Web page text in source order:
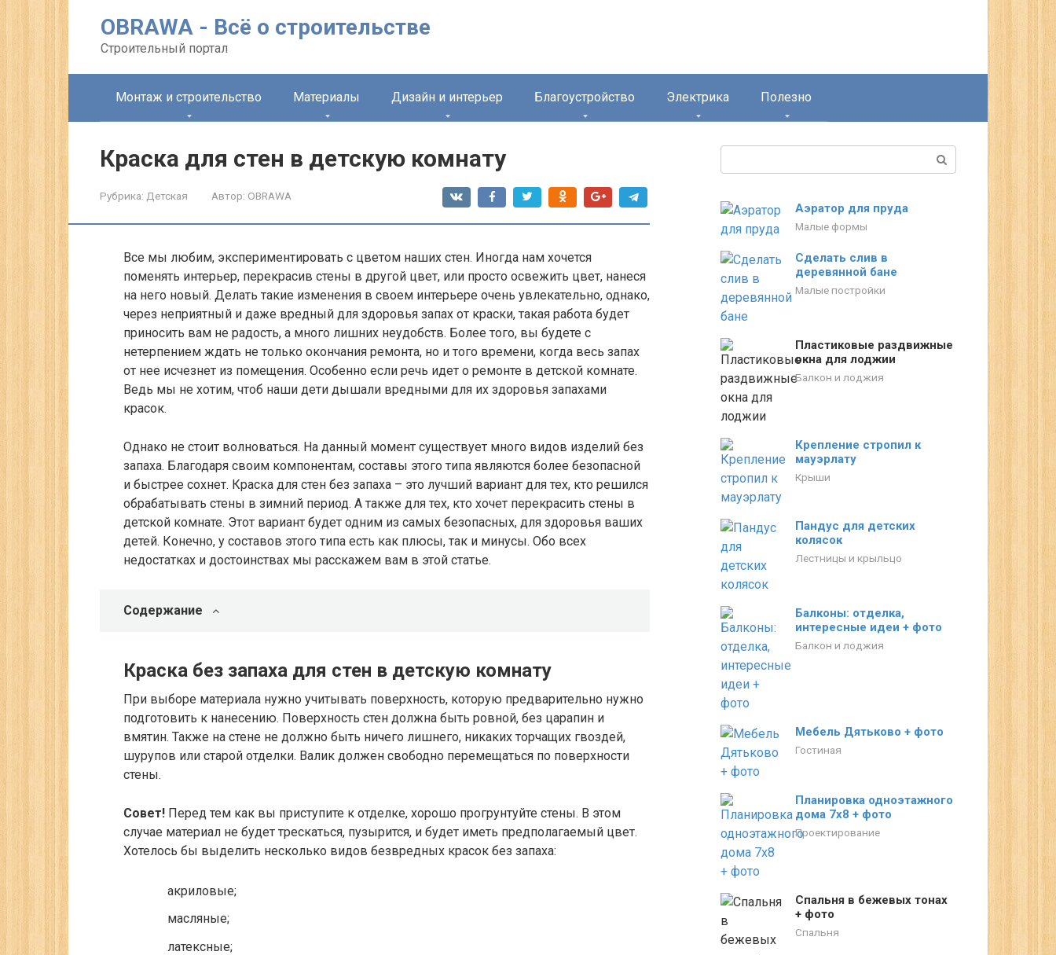
OBRAWA - Всё о строительстве
Строительный портал
Монтаж и строительство Материалы Дизайн и интерьер Благоустройство Электрика Полезно
Краска для стен в детскую комнату
Рубрика: Детская Автор: OBRAWA
Все мы любим, экспериментировать с цветом наших стен. Иногда нам хочется
поменять интерьер, перекрасив стены в другой цвет, или просто освежить цвет, нанеся
на него новый. Делать такие изменения в своем интерьере очень увлекательно, однако,
через неприятный и даже вредный для здоровья запах от краски, такая работа будет
приносить вам не радость, а много лишних неудобств. Более того, вы будете с
нетерпением ждать не только окончания ремонта, но и того времени, когда весь запах
от нее исчезнет из помещения. Особенно если речь идет о ремонте в детской комнате.
Ведь мы не хотим, чтоб наши дети дышали вредными для их здоровья запахами
красок.
Однако не стоит волноваться. На данный момент существует много видов изделий без
запаха. Благодаря своим компонентам, составы этого типа являются более безопасной
и быстрее сохнет. Краска для стен без запаха – это лучший вариант для тех, кто решился
обрабатывать стены в зимний период. А также для тех, кто хочет перекрасить стены в
детской комнате. Этот вариант будет одним из самых безопасных, для здоровья ваших
детей. Конечно, у составов этого типа есть как плюсы, так и минусы. Обо всех
недостатках и достоинствах мы расскажем вам в этой статье.
Содержание
Краска без запаха для стен в детскую комнату
При выборе материала нужно учитывать поверхность, которую предварительно нужно
подготовить к нанесению. Поверхность стен должна быть ровной, без царапин и
вмятин. Также на стене не должно быть ничего лишнего, никаких торчащих гвоздей,
шурупов или старой отделки. Валик должен свободно перемещаться по поверхности
стены.
Совет! Перед тем как вы приступите к отделке, хорошо прогрунтуйте стены. В этом
случае материал не будет трескаться, пузырится, и будет иметь предполагаемый цвет.
Хотелось бы выделить несколько видов безвредных красок без запаха:
акриловые;
масляные;
латексные;
Аэратор для пруда
Малые формы
Сделать слив в
деревянной бане
Малые постройки
Пластиковые раздвижные
окна для лоджии
Балкон и лоджия
Крепление стропил к
мауэрлату
Крыши
Пандус для детских
колясок
Лестницы и крыльцо
Балконы: отделка,
интересные идеи + фото
Балкон и лоджия
Мебель Дятьково + фото
Гостиная
Планировка одноэтажного
дома 7х8 + фото
Проектирование
Спальня в бежевых тонах
+ фото
Спальня